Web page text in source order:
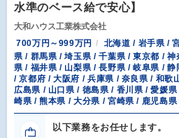
水準のベース給で安心】
大和ハウス工業株式会社
700万円～999万円
北海道 / 岩手県 /
県 / 群馬県 / 埼玉県 / 千葉県 / 東京都 / 神
県 / 福井県 / 山梨県 / 長野県 / 岐阜県 /
/ 京都府 / 大阪府 / 兵庫県 / 奈良県 / 和歌
広島県 / 山口県 / 徳島県 / 香川県 / 愛媛
崎県 / 熊本県 / 大分県 / 宮崎県 / 鹿児島県
以下業務をお任せします。